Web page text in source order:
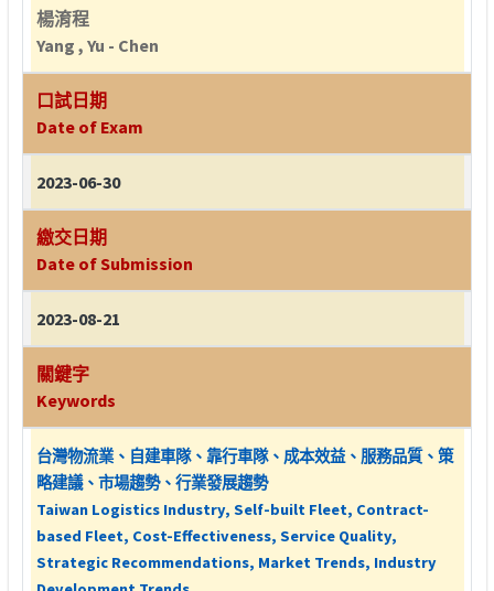
楊淯程
Yang , Yu - Chen
口試日期
Date of Exam
2023-06-30
繳交日期
Date of Submission
2023-08-21
關鍵字
Keywords
台灣物流業、自建車隊、靠行車隊、成本效益、服務品質、策
略建議、市場趨勢、行業發展趨勢
Taiwan Logistics Industry, Self-built Fleet, Contract-
based Fleet, Cost-Effectiveness, Service Quality,
Strategic Recommendations, Market Trends, Industry